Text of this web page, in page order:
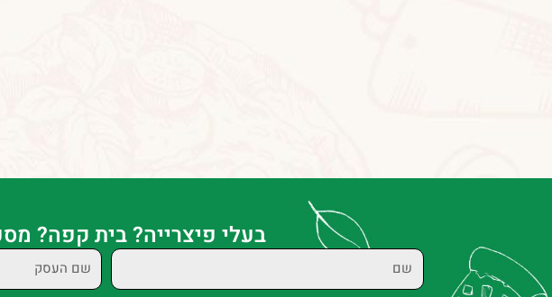
בעלי פיצרייה? בית קפה?
שם
שם
העסק